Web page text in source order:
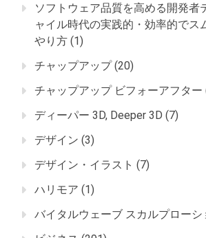
ソフトウェア品質を高める開発者
ャイル時代の実践的・効率的でス
やり方 (1)
チャップアップ(20)
チャップアップ ビフォーアフター
ディーパー 3D, Deeper 3D (7)
デザイン (3)
デザイン・イラスト (7)
ハリモア (1)
バイタルウェーブ スカルプローシ